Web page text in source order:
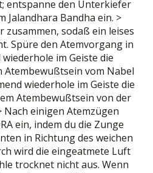
entspanne den Unterkiefer
Jalandhara Bandha ein. >
zusammen, sodaß ein leises
Spüre den Atemvorgang in
im Geiste die
Atembewußtsein vom Nabel
wiederhole im Geiste die
Atembewußtsein von der
Nach einigen Atemzügen
ein, indem du die Zunge
in Richtung des weichen
wird die eingeatmete Luft
trocknet nicht aus. Wenn